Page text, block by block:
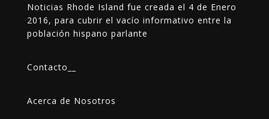
Noticias Rhode Island fue creada el 4 de Enero
2016, para cubrir el vacío informativo entre la
población hispano parlante
Contacto
Acerca de Nosotros